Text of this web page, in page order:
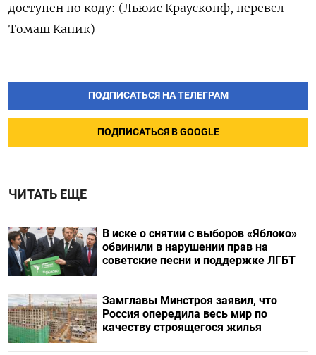
доступен по коду: (Льюис Краускопф, перевел
Томаш Каник)
ПОДПИСАТЬСЯ НА ТЕЛЕГРАМ
ПОДПИСАТЬСЯ В GOOGLE
ЧИТАТЬ ЕЩЕ
В иске о снятии с выборов «Яблоко»
обвинили в нарушении прав на
советские песни и поддержке ЛГБТ
Замглавы Минстроя заявил, что
Россия опередила весь мир по
качеству строящегося жилья